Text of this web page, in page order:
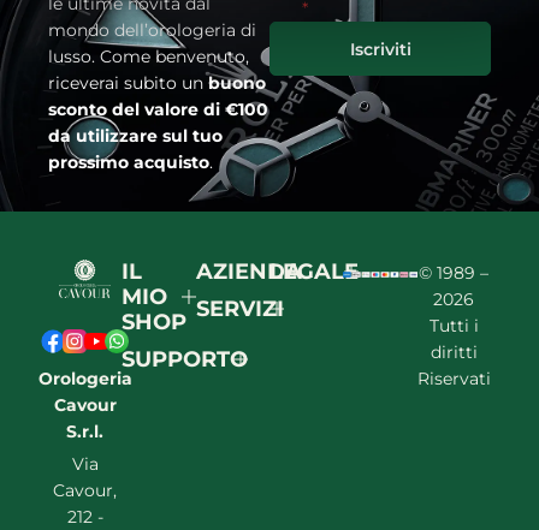
mondo dell’orologeria di
lusso. Come benvenuto,
riceverai subito unbuono
sconto del valore di €100
da utilizzare sul tuo
prossimo acquisto.
*
Iscriviti
Orologeria
Cavour
S.r.l.
Via
Cavour,
212 -
IL
MIO
SHOP
SUPPORTO
AZIENDA
SERVIZI
LEGALE
© 1989 –
2026
Tutti i
diritti
Riservati